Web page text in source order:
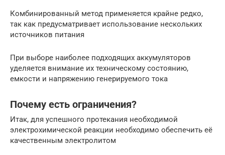
Комбинированный метод применяется крайне редко,
так как предусматривает использование нескольких
источников питания
При выборе наиболее подходящих аккумуляторов
уделяется внимание их техническому состоянию,
емкости и напряжению генерируемого тока
Почему есть ограничения?
Итак, для успешного протекания необходимой
электрохимической реакции необходимо обеспечить её
качественным электролитом